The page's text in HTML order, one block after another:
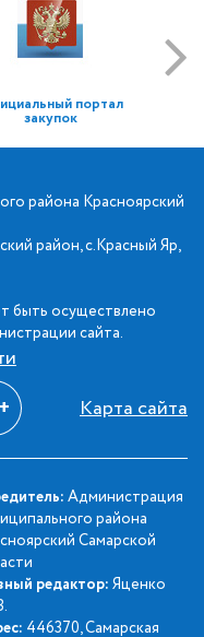
портал
закупок
района Красноярский
район, с.Красный Яр,
быть осуществлено
сайта.
Карта сайта
Администрация
района
Самарской
редактор: Яценко
446370, Самарская